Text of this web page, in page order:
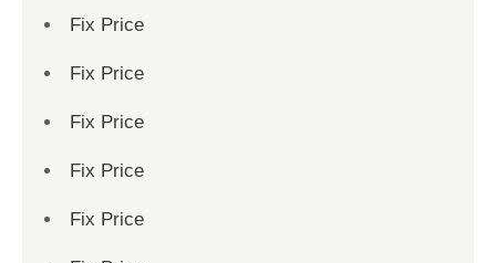
Fix Price
Fix Price
Fix Price
Fix Price
Fix Price